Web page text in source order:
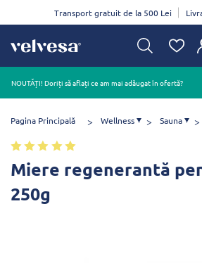
Transport gratuit de la 500 Lei
NOUTĂȚI! Doriți să aflați ce am mai adăugat în ofertă?
Pagina Principală Wellness Sauna
Miere regenerantă
250g